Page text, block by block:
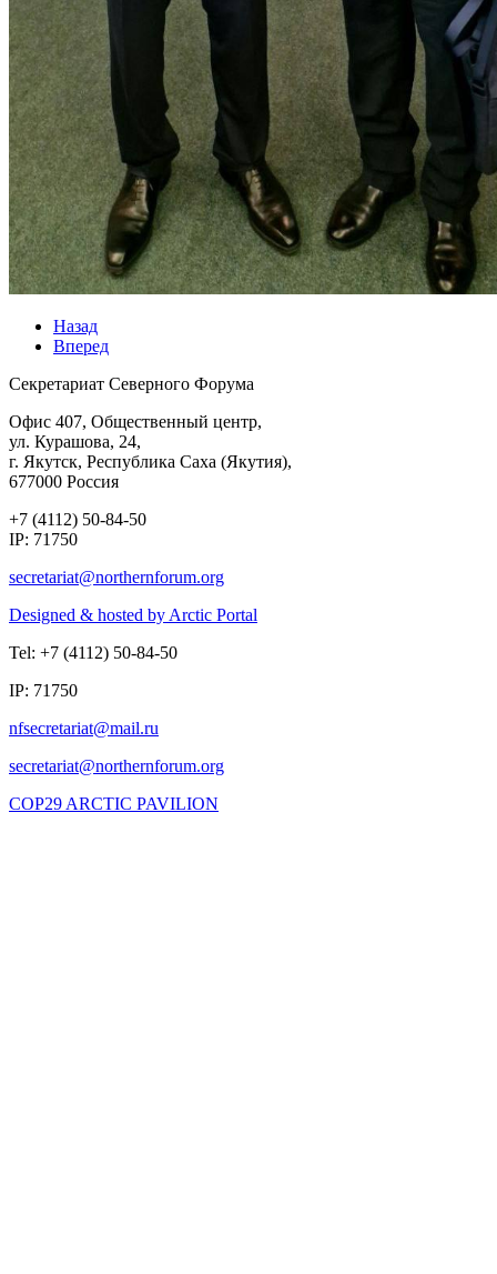
Назад
Вперед
Секретариат Северного Форума
Офис 407, Общественный центр,
ул. Курашова, 24,
г. Якутск, Республика Саха (Якутия),
677000 Россия
+7 (4112) 50-84-50
IP: 71750
Designed & hosted by Arctic Portal
Tel: +7 (4112) 50-84-50
IP: 71750
COP29 ARCTIC PAVILION